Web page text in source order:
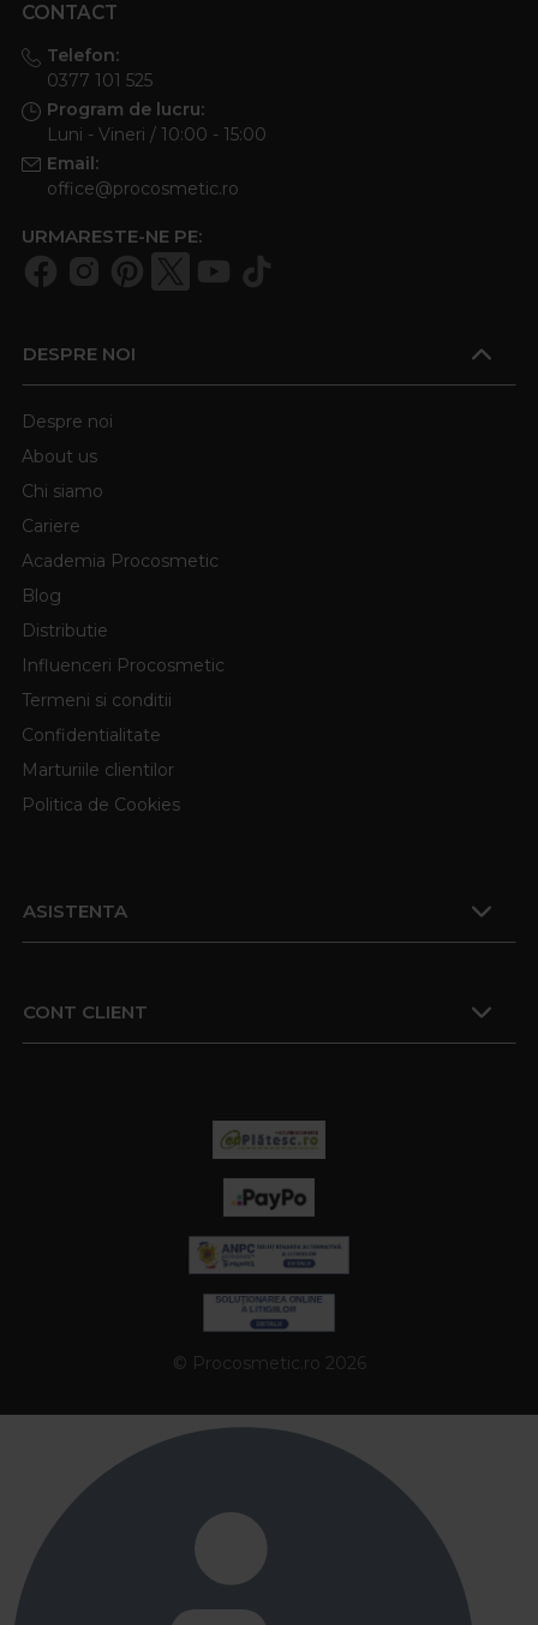
CONTACT
Telefon:
0377 101 525
Program de lucru:
Luni - Vineri / 10:00 - 15:00
Email:
office@procosmetic.ro
URMARESTE-NE PE:
DESPRE NOI
Despre noi
About us
Chi siamo
Cariere
Academia Procosmetic
Blog
Distributie
Influenceri Procosmetic
Termeni si conditii
Confidentialitate
Marturiile clientilor
Politica de Cookies
ASISTENTA
CONT CLIENT
© Procosmetic.ro 2026